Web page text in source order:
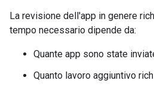
La revisione dell'app in genere
tempo necessario dipende da:
Quante app sono state
Quanto lavoro aggiuntivo